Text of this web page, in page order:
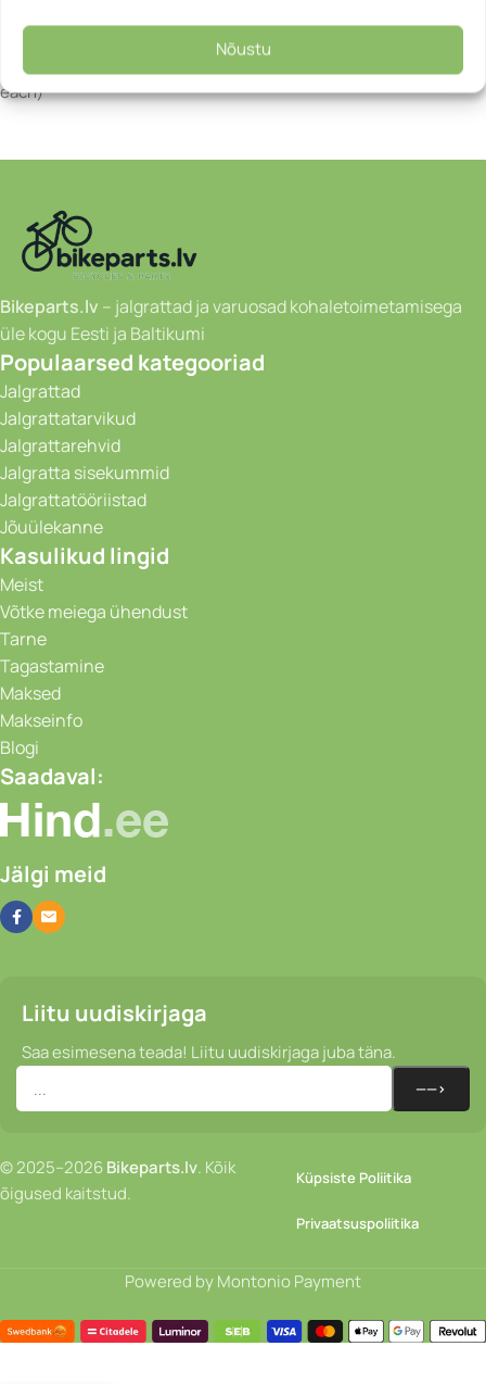
Nõustu
2x set of reduction inserts (8 mm, 10 mm, and 12 mm; one pair
each)
Bikeparts.lv – jalgrattad ja varuosad kohaletoimetamisega
üle kogu Eesti ja Baltikumi
Populaarsed kategooriad
Jalgrattad
Jalgrattatarvikud
Jalgrattarehvid
Jalgratta sisekummid
Jalgrattatööriistad
Jõuülekanne
Kasulikud lingid
Meist
Võtke meiega ühendust
Tarne
Tagastamine
Maksed
Makseinfo
Blogi
Saadaval:
Jälgi meid
Liitu uudiskirjaga
Saa esimesena teada! Liitu uudiskirjaga juba täna.
© 2025–2026Bikeparts.lv. Kõik
õigused kaitstud.
Küpsiste Poliitika
Privaatsuspoliitika
Powered by Montonio Payment
Paar